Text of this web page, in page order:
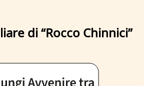
di “Rocco Chinnici”